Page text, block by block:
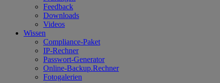
Feedback
Downloads
Videos
Wissen
Compliance-Paket
IP-Rechner
Passwort-Generator
Online-Backup.Rechner
Fotogalerien